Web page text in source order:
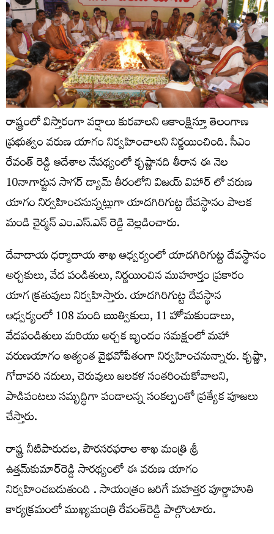
రాష్ట్రంలో విస్తారంగా వర్షాలు కురవాలని ఆకాంక్షిస్తూ తెలంగాణ
ప్రభుత్వం వరుణ యాగం నిర్వహించాలని నిర్ణయించింది. సీఎం
రేవంత్ రెడ్డి ఆదేశాల నేపథ్యంలో కృష్ణానది తీరాన ఈ నెల
10నాగార్జున సాగర్ డ్యామ్ తీరంలోని విజయ్ విహార్ లో వరుణ
యాగం నిర్వహించనున్నట్లుగా యాదగిరిగుట్ట దేవస్థానం పాలక
మండి చైర్మన్ ఎం.ఎస్.ఎన్ రెడ్డి వెల్లడించారు.
దేవాదాయ ధర్మాదాయ శాఖ ఆధ్వర్యంలో యాదగిరిగుట్ట దేవస్థానం
అర్చకులు, వేద పండితులు, నిర్ణయించిన ముహూర్తం ప్రకారం
యాగ క్రతువులు నిర్వహిస్తారు. యాదగిరిగుట్ట దేవస్థాన
ఆధ్వర్యంలో 108 మంది ఋత్వికులు, 11 హోమకుండాలు,
వేదపండితులు మరియు అర్చక బృందం సమక్షంలో మహా
వరుణయాగం అత్యంత వైభవోపేతంగా నిర్వహించనున్నారు. కృష్ణా,
గోదావరి నదులు, చెరువులు జలకళ సంతరించుకోవాలని,
పాడిపంటలు సమృద్ధిగా పండాలన్న సంకల్పంతో ప్రత్యేక పూజలు
చేస్తారు.
రాష్ట్ర నీటిపారుదల, పౌరసరఫరాల శాఖ మంత్రి శ్రీ
ఉత్తమ్‌కుమార్‌రెడ్డి సారథ్యంలో ఈ వరుణ యాగం
నిర్వహించబడుతుంది . సాయంత్రం జరిగే మహత్తర పూర్ణాహుతి
కార్యక్రమంలో ముఖ్యమంత్రి రేవంత్‌రెడ్డి పాల్గొంటారు.